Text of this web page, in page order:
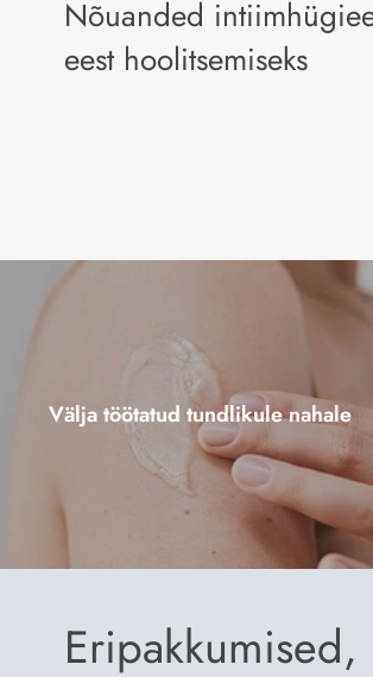
Nõuanded
eest hoolitsemiseks
Välja töötatud tundlikule nahale